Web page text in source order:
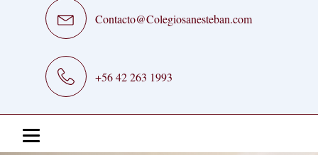
Contacto@Colegiosanesteban.com
+56 42 263 1993